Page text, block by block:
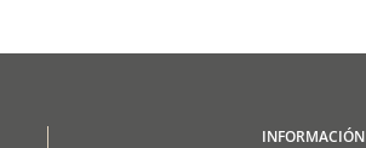
INFORMACIÓN